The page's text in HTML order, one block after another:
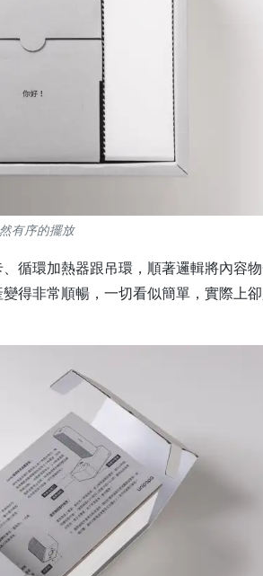
有序的擺放
循環加熱器跟吊環，順著邏輯將內容物
得非常順暢，一切看似簡單，實際上